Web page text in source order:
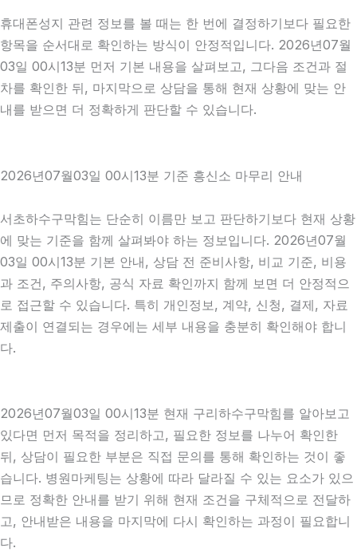
휴대폰성지 관련 정보를 볼 때는 한 번에 결정하기보다 필요한
항목을 순서대로 확인하는 방식이 안정적입니다. 2026년07월
03일 00시13분 먼저 기본 내용을 살펴보고, 그다음 조건과 절
차를 확인한 뒤, 마지막으로 상담을 통해 현재 상황에 맞는 안
내를 받으면 더 정확하게 판단할 수 있습니다.
2026년07월03일 00시13분 기준 흥신소 마무리 안내
서초하수구막힘는 단순히 이름만 보고 판단하기보다 현재 상황
에 맞는 기준을 함께 살펴봐야 하는 정보입니다. 2026년07월
03일 00시13분 기본 안내, 상담 전 준비사항, 비교 기준, 비용
과 조건, 주의사항, 공식 자료 확인까지 함께 보면 더 안정적으
로 접근할 수 있습니다. 특히 개인정보, 계약, 신청, 결제, 자료
제출이 연결되는 경우에는 세부 내용을 충분히 확인해야 합니
다.
2026년07월03일 00시13분 현재 구리하수구막힘를 알아보고
있다면 먼저 목적을 정리하고, 필요한 정보를 나누어 확인한
뒤, 상담이 필요한 부분은 직접 문의를 통해 확인하는 것이 좋
습니다. 병원마케팅는 상황에 따라 달라질 수 있는 요소가 있으
므로 정확한 안내를 받기 위해 현재 조건을 구체적으로 전달하
고, 안내받은 내용을 마지막에 다시 확인하는 과정이 필요합니
다.